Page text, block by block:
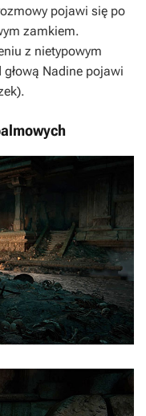
pojawi się po
zamkiem.
z nietypowym
Nadine pojawi